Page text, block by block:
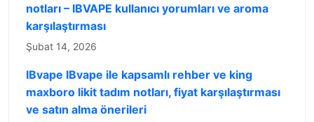
notları – IBVAPE kullanıcı yorumları ve aroma
karşılaştırması
Şubat 14, 2026
IBvape IBvape ile kapsamlı rehber ve king
maxboro likit tadım notları, fiyat karşılaştırması
ve satın alma önerileri